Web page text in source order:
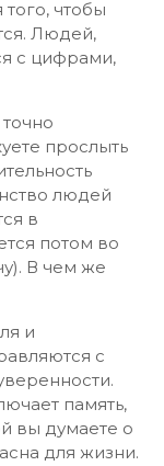
чтобы
Людей,
с цифрами,
прослыть
людей
в
потом во
В чем же
и
с
память,
вы думаете о
для жизни.